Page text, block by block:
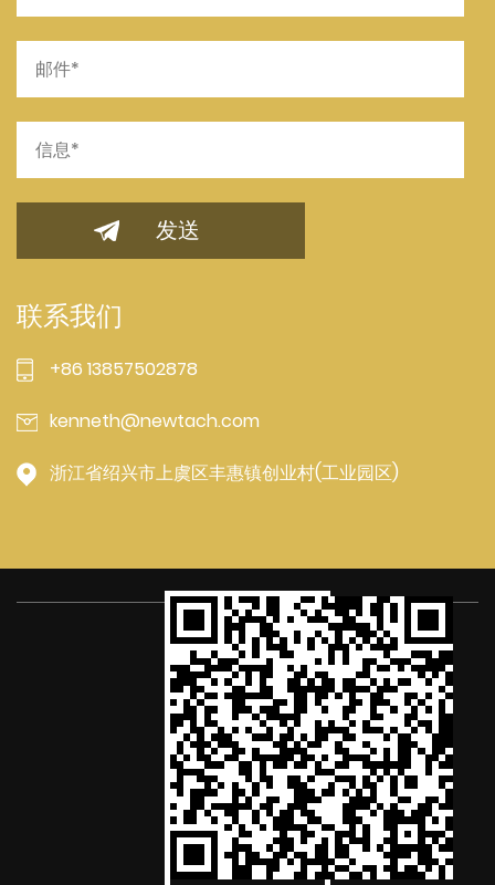
联系我们
+86 13857502878
kenneth@newtach.com
浙江省绍兴市上虞区丰惠镇创业村(工业园区)